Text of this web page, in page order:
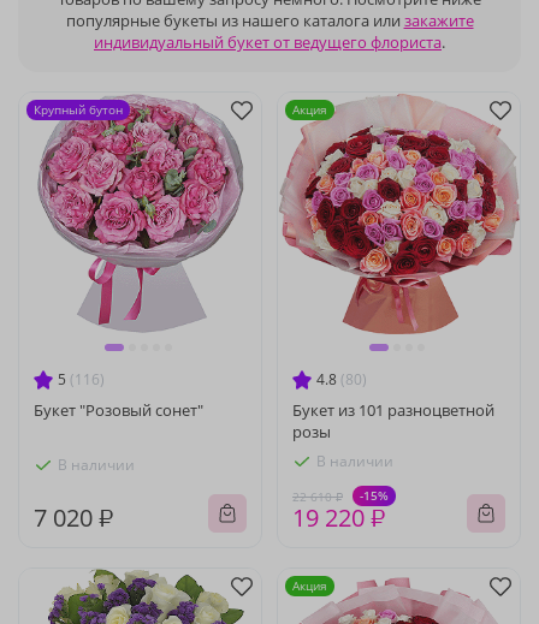
популярные букеты из нашего каталога или закажите
индивидуальный букет от ведущего флориста.
5 (116)
Букет "Розовый сонет"
В наличии
7 020 ₽
Крупный бутон
4.8 (80)
Букет из 101 разноцветной
розы
В наличии
22 610 ₽ -15%
19 220 ₽
Акция
Акция